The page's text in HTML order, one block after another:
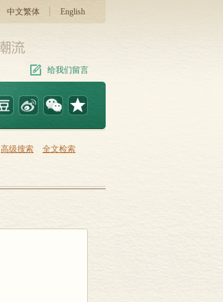
中文繁体 English
给我们留言
高级搜索 全文检索